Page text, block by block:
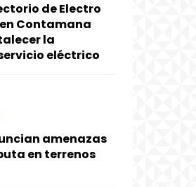
de Electro
Contamana
la
eléctrico
amenazas
en terrenos